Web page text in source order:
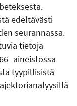
edeltävästi
seurannassa.
tietoja
-aineistossa
tyypillisistä